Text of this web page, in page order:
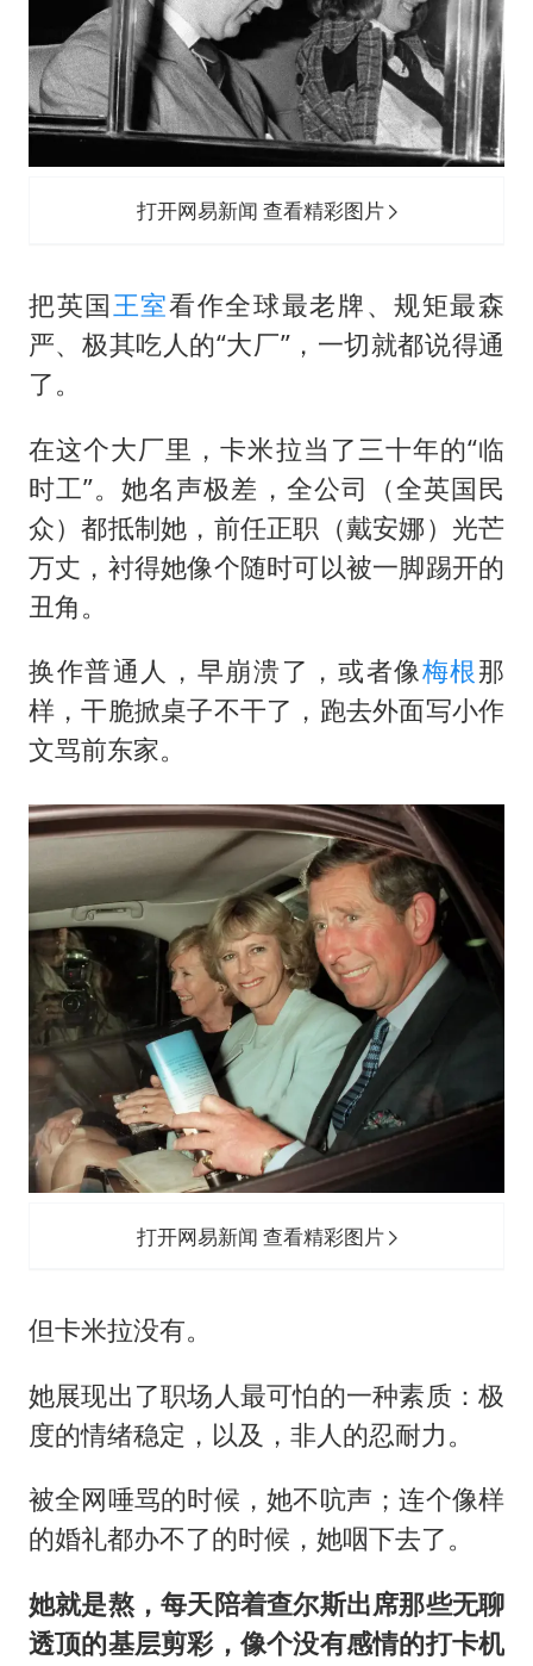
打开网易新闻 查看精彩图片
把英国王室看作全球最老牌、规矩最森
严、极其吃人的“大厂”，一切就都说得通
了。
在这个大厂里，卡米拉当了三十年的“临
时工”。她名声极差，全公司（全英国民
众）都抵制她，前任正职（戴安娜）光芒
万丈，衬得她像个随时可以被一脚踢开的
丑角。
换作普通人，早崩溃了，或者像梅根那
样，干脆掀桌子不干了，跑去外面写小作
文骂前东家。
打开网易新闻 查看精彩图片
但卡米拉没有。
她展现出了职场人最可怕的一种素质：极
度的情绪稳定，以及，非人的忍耐力。
被全网唾骂的时候，她不吭声；连个像样
的婚礼都办不了的时候，她咽下去了。
她就是熬，每天陪着查尔斯出席那些无聊
透顶的基层剪彩，像个没有感情的打卡机